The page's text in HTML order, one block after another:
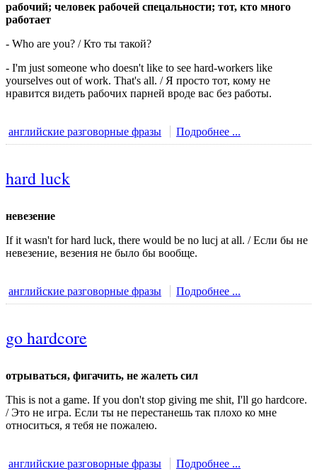
рабочий; человек рабочей спецальности; тот, кто много
работает
- Who are you? / Кто ты такой?
- I'm just someone who doesn't like to see hard-workers like
yourselves out of work. That's all. / Я просто тот, кому не
нравится видеть рабочих парней вроде вас без работы.
английские разговорные фразы Подробнее ...
hard luck
невезение
If it wasn't for hard luck, there would be no lucj at all. / Если бы не
невезение, везения не было бы вообще.
английские разговорные фразы Подробнее ...
go hardcore
отрываться, фигачить, не жалеть сил
This is not a game. If you don't stop giving me shit, I'll go hardcore.
/ Это не игра. Если ты не перестанешь так плохо ко мне
относиться, я тебя не пожалею.
английские разговорные фразы Подробнее ...